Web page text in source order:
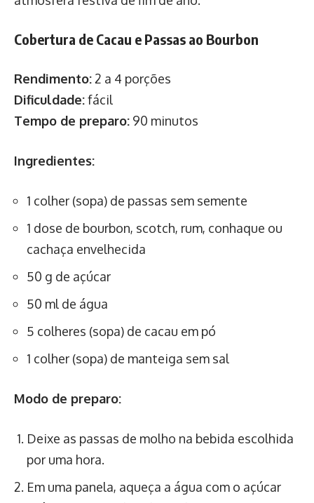
Cobertura de Cacau e Passas ao Bourbon
Rendimento:2 a 4 porções
Dificuldade:fácil
Tempo de preparo: 90 minutos
Ingredientes:
1 colher (sopa) de passas sem semente
1 dose de bourbon, scotch, rum, conhaque ou
cachaça envelhecida
50 g de açúcar
50 ml de água
5 colheres (sopa) de cacau em pó
1 colher (sopa) de manteiga sem sal
Modo de preparo:
Deixe as passas de molho na bebida escolhida
por uma hora.
Em uma panela, aqueça a água com o açúcar